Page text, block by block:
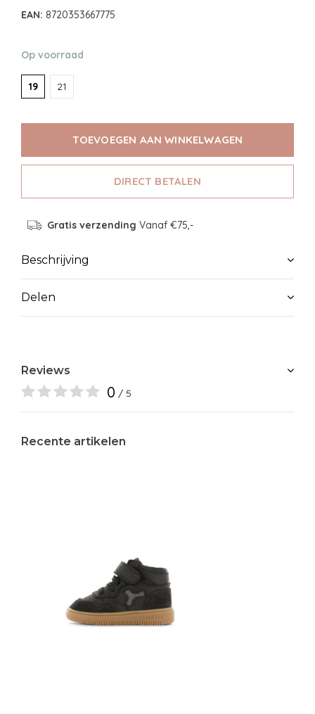
EAN: 8720353667775
Op voorraad
19 21
TOEVOEGEN AAN WINKELWAGEN
DIRECT BETALEN
Gratis verzending Vanaf €75,-
Beschrijving
Delen
Reviews
0 / 5
Recente artikelen